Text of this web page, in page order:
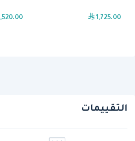
1,725.00
التقييمات